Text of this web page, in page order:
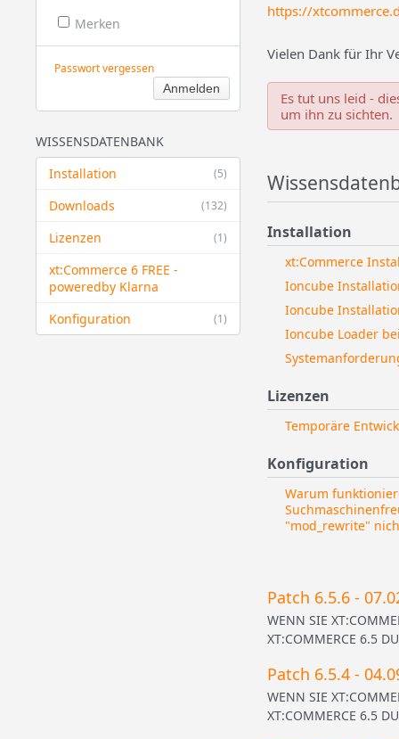
Merken
Passwort vergessen
WISSENSDATENBANK
(5)
Installation
(132)
Downloads
(1)
Lizenzen
xt:Commerce 6 FREE -
powered​by Klarna
(1)
Konfiguration
https://
Vielen Dank für Ihr
Es tut uns leid -
um ihn zu sichten.
Installation
xt:Commerce
Ioncube
Ioncube
Ioncube Loader
Lizenzen
Temporäre
Konfiguration
Warum
"mod_rewrite"
Patch 6.5.6 -
WENN SIE
XT:COMMERCE 6.5
Patch 6.5.4 -
WENN SIE
XT:COMMERCE 6.5